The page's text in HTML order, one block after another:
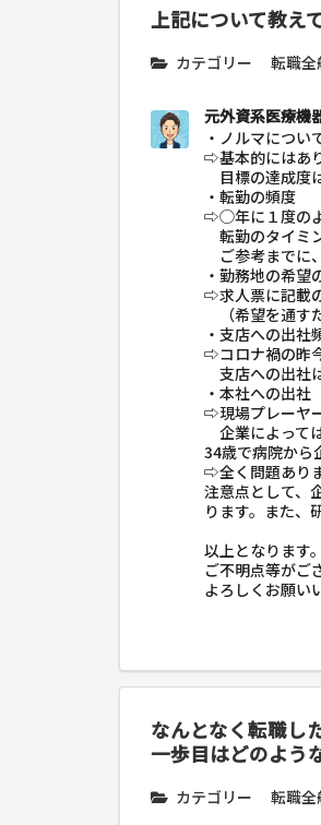
上記について教え
カテゴリー 転職全
元外資系医療機
・ノルマについ
⇨基本的にはあ
目標の達成度
・転勤の頻度
⇨◯年に１度のよ
転勤のタイミ
ご参考までに
・勤務地の希望
⇨求人票に記載
（希望を通す
・支店への出社
⇨コロナ禍の昨
支店への出社
・本社への出社
⇨現場プレーヤ
企業によって
34歳で病院から
⇨全く問題あり
注意点として、
ります。また、
以上となります。
ご不明点等がご
よろしくお願い
なんとなく転職し
一歩目はどのよう
カテゴリー 転職全